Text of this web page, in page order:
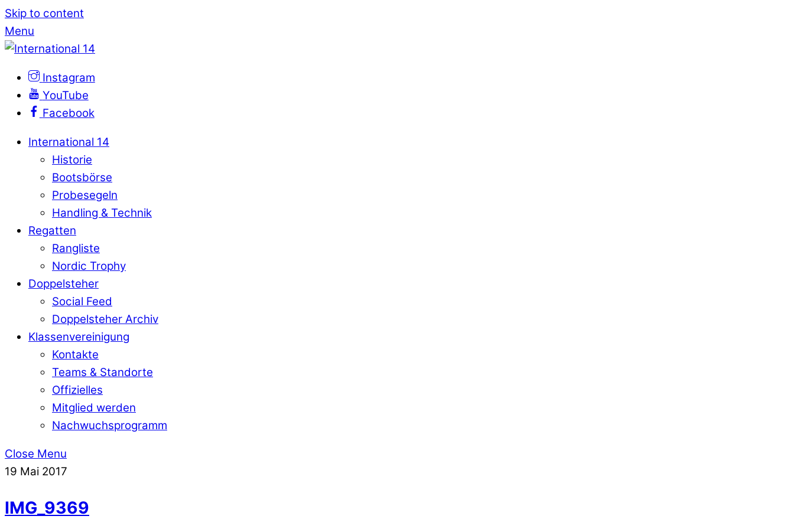
Skip to content
Menu
Instagram
YouTube
Facebook
International 14
Historie
Bootsbörse
Probesegeln
Handling & Technik
Regatten
Rangliste
Nordic Trophy
Doppelsteher
Social Feed
Doppelsteher Archiv
Klassenvereinigung
Kontakte
Teams & Standorte
Offizielles
Mitglied werden
Nachwuchsprogramm
Close Menu
19 Mai 2017
IMG_9369